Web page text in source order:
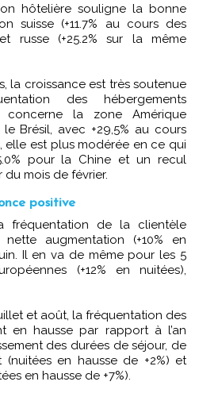
hôtelière souligne la bonne
suisse (+11.7% au cours des
russe (+25.2% sur la même
la croissance est très soutenue
des hébergements
la zone Amérique
Brésil, avec +29,5% au cours
elle est plus modérée en ce qui
pour la Chine et un recul
mois de février.
positive
augmentation (+10% en
Il en va de même pour les 5
(+12% en nuitées),
et août, la fréquentation des
en hausse par rapport à l’an
des durées de séjour, de
en hausse de +2%) et
en hausse de +7%).